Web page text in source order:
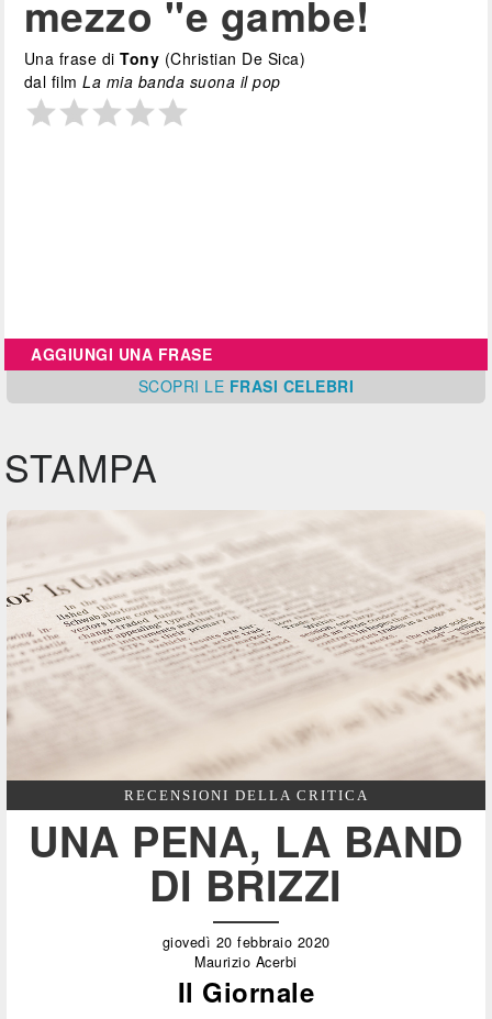
mezzo ''e gambe!
Una frase diTony (Christian De Sica)
dal filmLa mia banda suona il pop
AGGIUNGI UNA FRASE
SCOPRI LE FRASI CELEBRI
STAMPA
RECENSIONI DELLA CRITICA
UNA PENA, LA BAND
DI BRIZZI
giovedì 20 febbraio 2020
Maurizio Acerbi
Il Giornale